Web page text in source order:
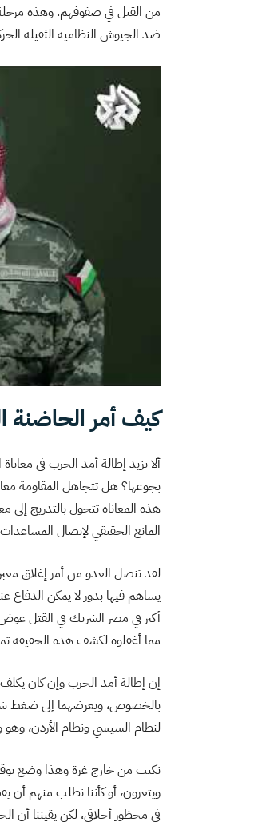
من القتل في صفوفهم. وهذه
ضد الجيوش النظامية الثقيلة
كيف أمر الحاضنة
ألا تزيد إطالة أمد الحرب في
بجوعها؟ هل تتجاهل المقاومة
هذه المعاناة تتحول بالتدريج
المانع الحقيقي لإيصال المساعدات
لقد تنصل العدو من أمر إغلاق
يساهم فيها بدور لا يمكن الدفاع
أكبر في مصر الشريك في القتل
مما أغفلوه لكشف هذه الحقيقة
إن إطالة أمد الحرب وإن كان
بالخصوص، ويعرضهما إلى ضغط
لنظام السيسي ونظام الأردن، وهو
نكتب من خارج غزة وهذا وضع
ويتعرون، أو كأننا نطلب منهم أن
في محظور أخلاقي، لكن يقيننا